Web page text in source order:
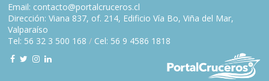
Email: contacto@portalcruceros.cl
Dirección: Viana 837, of. 214, Edificio Vía Bo, Viña del Mar,
Valparaíso
Tel: 56 32 3 500 168 / Cel: 56 9 4586 1818